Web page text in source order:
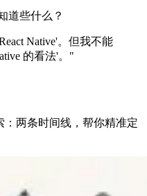
道些什么？
Native'。但我不能
的看法'。"
：两条时间线，帮你精准定